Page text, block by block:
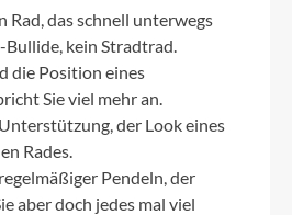
Rad, das schnell unterwegs
Bullide, kein Stradtrad.
die Position eines
Sie viel mehr an.
der Look eines
Rades.
Pendeln, der
aber doch jedes mal viel